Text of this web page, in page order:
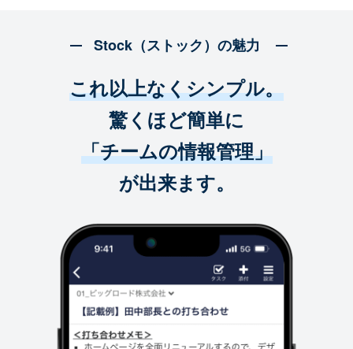
Stock（ストック）の魅力
これ以上なくシンプル。
驚くほど簡単に
「チームの情報管理」
が出来ます。